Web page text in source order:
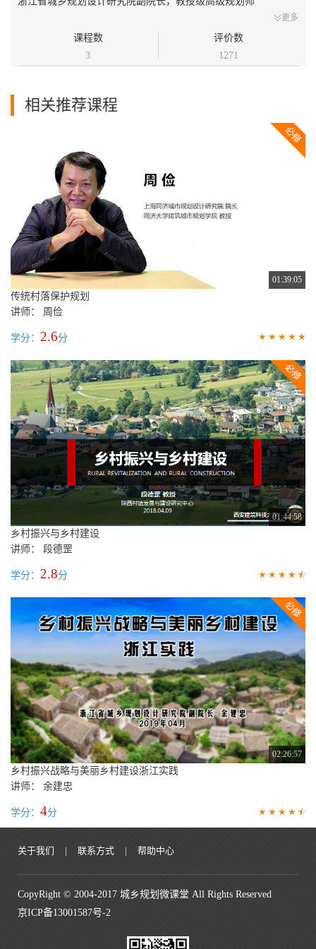
更多
课程数
3
评价数
1271
相关推荐课程
01:39:05
传统村落保护规划
讲师： 周俭
学分： 2.6分
01:44:58
乡村振兴与乡村建设
讲师： 段德罡
学分： 2.8分
02:26:57
乡村振兴战略与美丽乡村建设浙江实践
讲师： 余建忠
学分： 4分
关于我们 | 联系方式 | 帮助中心
CopyRight © 2004-2017 城乡规划微课堂 All Rights Reserved
京ICP备13001587号-2